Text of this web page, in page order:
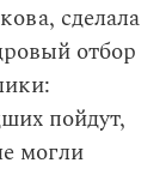
сделала
отбор
пойдут,
могли